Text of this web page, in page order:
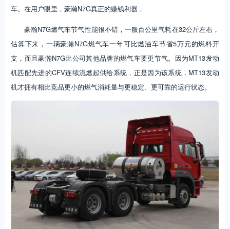
车。在用户眼里，豪瀚N7G真正的赚钱利器，
豪瀚N7G燃气车节气性能很不错，一般百公里气耗在32公斤左右，
估算下来，一辆豪瀚N7G燃气车一年可比燃油车节省5万元的燃料开
支，而且豪瀚N7G比公司其他品牌的燃气车要更节气。因为MT13发动
机匹配先进的CFV连续流燃起供给系统，正是因为该系统，MT13发动
机才拥有相比竞品更小的燃气消耗量与更稳定、更可靠的运行状态。